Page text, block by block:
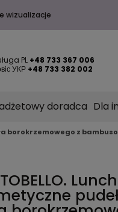
wizualizacje
PL +48 733 367 006
УКР +48 733 382 002
doradca Dla
borokrzemowego z